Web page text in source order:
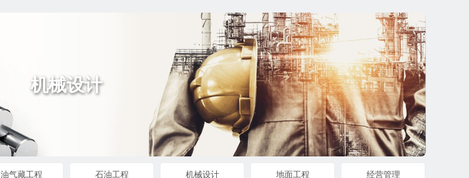
机械设计
油气藏工程 石油工程 机械设计 地面工程 经营管理